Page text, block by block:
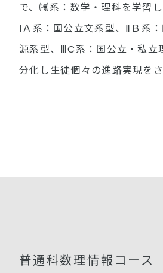
で、㈵系：数学・理科を学習
IＡ系：国公立文系型、ⅡＢ系
源系型、ⅢC系：国公立・私立
分化し生徒個々の進路実現をさ
普通科数理情報コース